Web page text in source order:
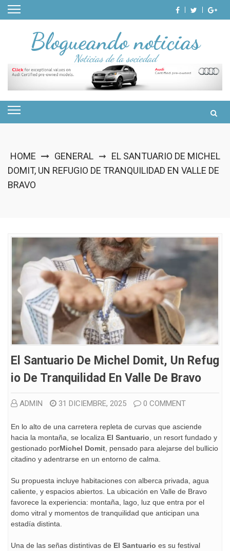
Skip
Blogueando noticias
Noticias de la sociedad
HOME GENERAL ➞ EL SANTUARIO DE MICHEL
DOMIT, UN REFUGIO DE TRANQUILIDAD EN VALLE DE
BRAVO
El Santuario De Michel Domit, Un Refug
Io De Tranquilidad En Valle De Bravo
ADMIN 31 DICIEMBRE, 2025 0 COMMENT
En lo alto de una carretera repleta de curvas que asciende
hacia la montaña, se localiza El Santuario , un resort fundado y
gestionado porMichel Domit , pensado para alejarse del bullicio
citadino y adentrarse en un entorno de calma.
Su propuesta incluye habitaciones con alberca privada, agua
caliente, y espacios abiertos. La ubicación en Valle de Bravo
favorece la experiencia: montaña, lago, luz que entra por el
domo vitral y momentos de tranquilidad que anticipan una
estadía distinta.
Una de las señas distintivas de El Santuario es su festival